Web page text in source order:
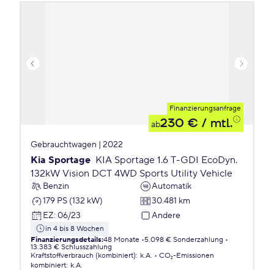
Finanzierungsanfrage
ab230 € / mtl.
Gebrauchtwagen | 2022
Kia Sportage KIA Sportage 1.6 T-GDI EcoDyn.
132kW Vision DCT 4WD Sports Utility Vehicle
Benzin
Automatik
179 PS (132 kW)
30.481 km
EZ: 06/23 Andere
in 4 bis 8 Wochen
Finanzierungsdetails:48 Monate 5.098 € Sonderzahlung
13.383 € Schlusszahlung
Kraftstoffverbrauch (kombiniert): k.A.
CO₂-Emissionen
kombiniert: k.A.